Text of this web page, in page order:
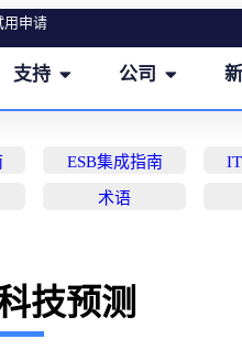
用申请
支持 公司
ESB集成指南
术语
技预测